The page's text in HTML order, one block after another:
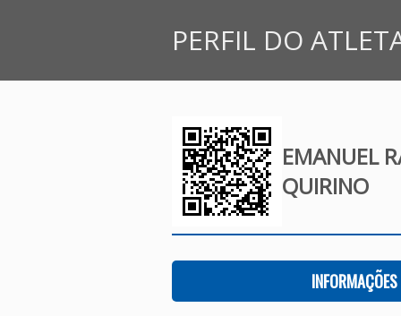
PERFIL DO
EMANUEL
QUIRINO